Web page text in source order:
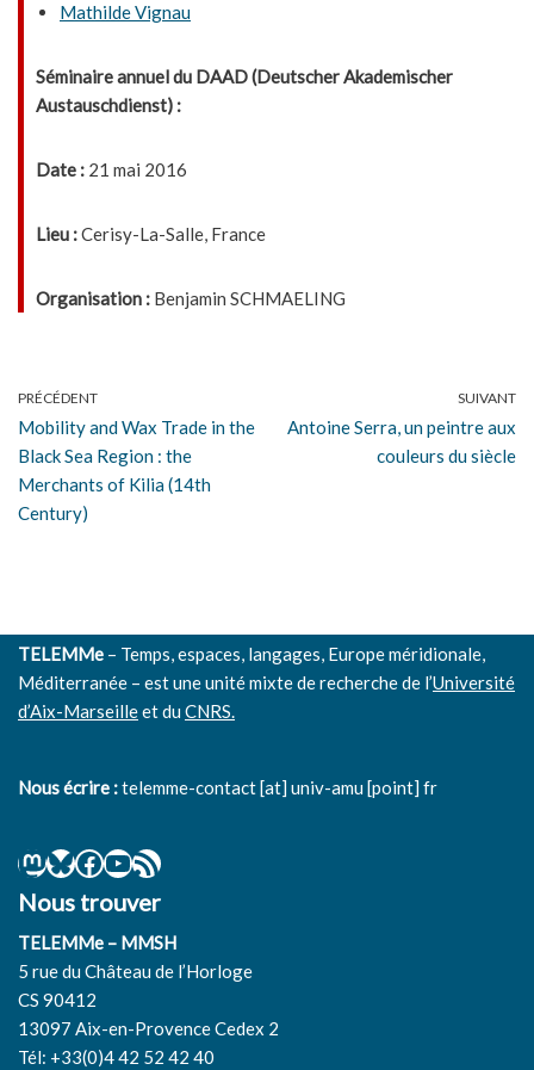
Mathilde Vignau
Séminaire annuel du DAAD (Deutscher Akademischer
Austauschdienst) :
Date : 21 mai 2016
Lieu :Cerisy-La-Salle, France
Organisation : Benjamin SCHMAELING
PRÉCÉDENT
Mobility and Wax Trade in the
Black Sea Region : the
Merchants of Kilia (14th
Century)
SUIVANT
Antoine Serra, un peintre aux
couleurs du siècle
TELEMMe – Temps, espaces, langages, Europe méridionale,
Méditerranée – est une unité mixte de recherche de l’Université
d’Aix-Marseilleet duCNRS.
Nous écrire :telemme-contact [at] univ-amu [point] fr
Nous trouver
TELEMMe – MMSH
5 rue du Château de l’Horloge
CS 90412
13097 Aix-en-Provence Cedex 2
Tél: +33(0)4 42 52 42 40